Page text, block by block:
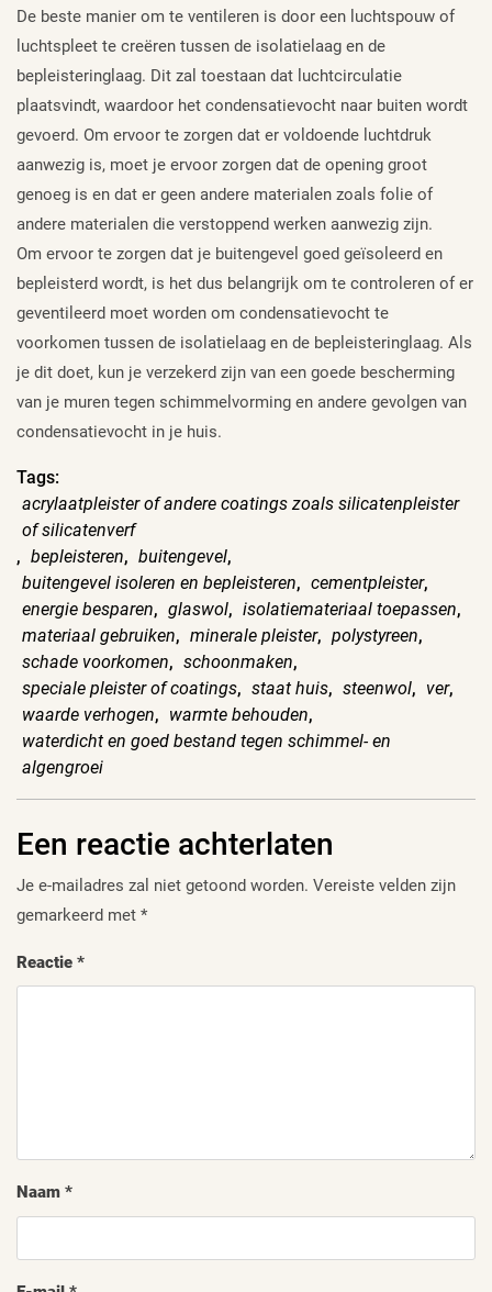
De beste manier om te ventileren is door een luchtspouw of
luchtspleet te creëren tussen de isolatielaag en de
bepleisteringlaag. Dit zal toestaan dat luchtcirculatie
plaatsvindt, waardoor het condensatievocht naar buiten wordt
gevoerd. Om ervoor te zorgen dat er voldoende luchtdruk
aanwezig is, moet je ervoor zorgen dat de opening groot
genoeg is en dat er geen andere materialen zoals folie of
andere materialen die verstoppend werken aanwezig zijn.
Om ervoor te zorgen dat je buitengevel goed geïsoleerd en
bepleisterd wordt, is het dus belangrijk om te controleren of er
geventileerd moet worden om condensatievocht te
voorkomen tussen de isolatielaag en de bepleisteringlaag. Als
je dit doet, kun je verzekerd zijn van een goede bescherming
van je muren tegen schimmelvorming en andere gevolgen van
condensatievocht in je huis.
Tags:
acrylaatpleister of andere coatings zoals silicatenpleister
of silicatenverf
, bepleisteren, buitengevel,
buitengevel isoleren en bepleisteren, cementpleister,
energie besparen, glaswol, isolatiemateriaal toepassen,
materiaal gebruiken, minerale pleister, polystyreen,
schade voorkomen, schoonmaken,
speciale pleister of coatings, staat huis, steenwol, ver,
waarde verhogen, warmte behouden,
waterdicht en goed bestand tegen schimmel- en
algengroei
Een reactie achterlaten
Je e-mailadres zal niet getoond worden. Vereiste velden zijn
gemarkeerd met *
Reactie *
Naam *